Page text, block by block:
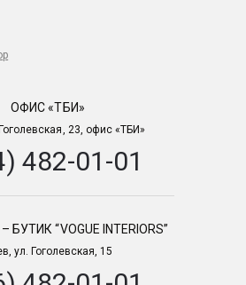
ОФИС «ТБИ»
23, офис «ТБИ»
482-01-01
БУТИК “VOGUE INTERIORS”
ул. Гоголевская, 15